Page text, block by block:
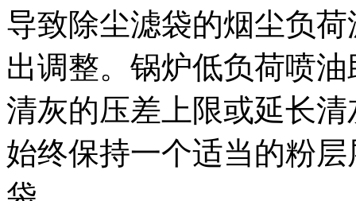
导致除尘滤袋的烟尘负
出调整。锅炉低负荷喷
清灰的压差上限或延长
始终保持一个适当的粉